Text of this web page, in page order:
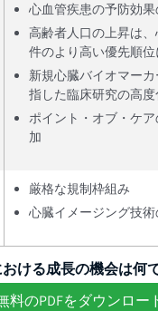
心血管疾患の予防効果
高齢者人口の上昇は
件のより高い優先順位
新規心臓バイオマー
指した臨床研究の高度
ポイント・オブ・ケ
加
厳格な規制枠組み
心臓イメージング技
ける成長の機会は何
料のPDFをダウンロー